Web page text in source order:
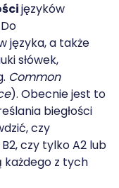
języków
języka, a także
słówek,
Common
). Obecnie jest to
biegłości
czy
B2, czy tylko A2 lub
każdego z tych